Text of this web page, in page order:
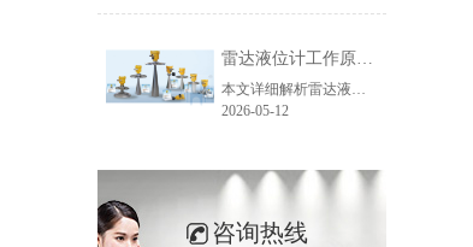
雷达液位计工作原理_精准测量储罐液位的方法-毫米级精度保障
本文详细解析雷达液位计精准测量的核心原理、主流技术、关键步骤及应用场景，助力企业了解雷达液位计工作逻辑，选型适配各类储罐测量需求。
2026-05-12
咨询热线